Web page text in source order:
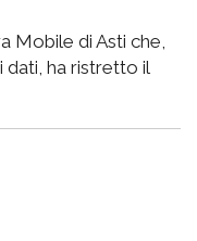
Mobile di Asti che,
dati, ha ristretto il